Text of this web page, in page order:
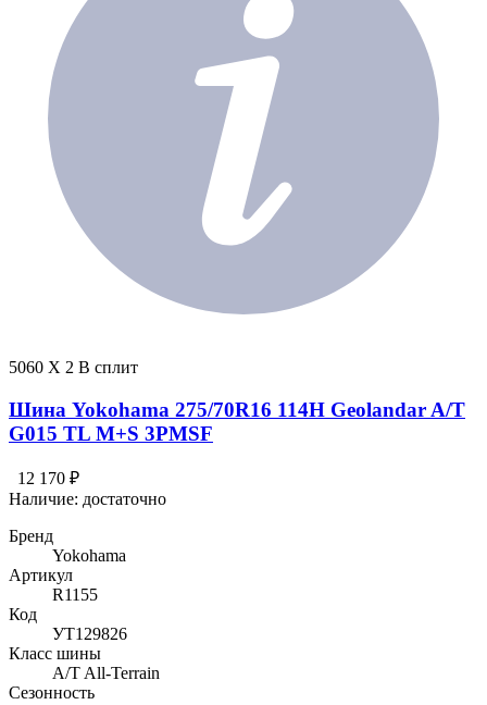
5060 X 2 В сплит
Шина Yokohama 275/70R16 114H Geolandar A/T
G015 TL M+S 3PMSF
12 170 ₽
Наличие: достаточно
Бренд
Yokohama
Артикул
R1155
Код
УТ129826
Класс шины
A/T All-Terrain
Сезонность